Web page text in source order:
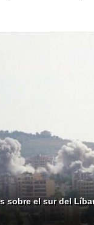
Instagram como:
sobre el sur del